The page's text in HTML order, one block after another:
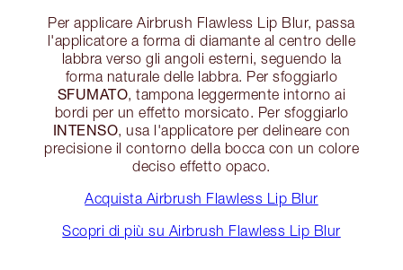
Per applicare Airbrush Flawless Lip Blur, passa
l'applicatore a forma di diamante al centro delle
labbra verso gli angoli esterni, seguendo la
forma naturale delle labbra. Per sfoggiarlo
SFUMATO, tampona leggermente intorno ai
bordi per un effetto morsicato. Per sfoggiarlo
INTENSO, usa l'applicatore per delineare con
precisione il contorno della bocca con un colore
deciso effetto opaco.
Acquista Airbrush Flawless Lip Blur
Scopri di più su Airbrush Flawless Lip Blur